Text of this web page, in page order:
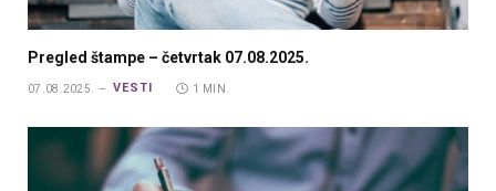
Pregled štampe – četvrtak 07.08.2025.
07.08.2025. VESTI 1 MIN.